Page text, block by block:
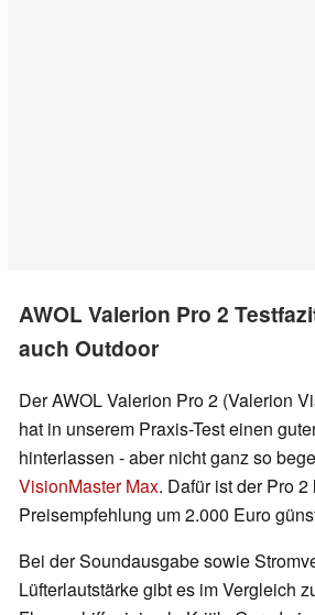
AWOL Valerion Pro 2
auch Outdoor
Der AWOL Valerion Pro 2 (Valerion
hat in unserem Praxis-Test einen
hinterlassen - aber nicht ganz so
VisionMaster Max. Dafür ist der Pro
Preisempfehlung um 2.000 Euro
Bei der Soundausgabe sowie
Lüfterlautstärke gibt es im Vergleich